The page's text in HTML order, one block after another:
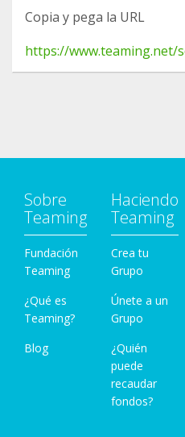
Copia y pega la URL
https://www.teaming.net/
Sobre
Teaming
Fundación
Teaming
¿Qué es
Teaming?
Blog
Haciendo
Teaming
Crea tu
Grupo
Únete a un
Grupo
¿Quién
puede
recaudar
fondos?